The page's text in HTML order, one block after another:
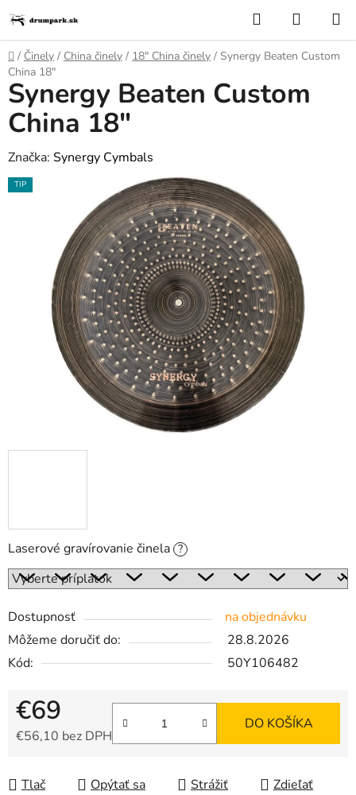
na
obsah
Hľadať
KOŠÍK
Domov
/ Činely / China činely / 18″ China činely / Synergy Beaten Custom
China 18"
Laserové gravírovanie činela ?
Dostupnosť
na objednávku
Môžeme doručiť do:
28.8.2026
Kód:
50Y106482
€69
€56,10 bez DPH
DO KOŠÍKA
Tlač Opýtať sa Strážiť Zdieľať
Synergy Beaten Custom
China 18"
Značka: Synergy Cymbals
TIP